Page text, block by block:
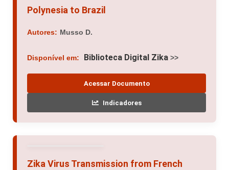
Polynesia to Brazil
Autores: Musso D.
Disponível em: Biblioteca Digital Zika >>
Acessar Documento
Indicadores
Zika Virus Transmission from French